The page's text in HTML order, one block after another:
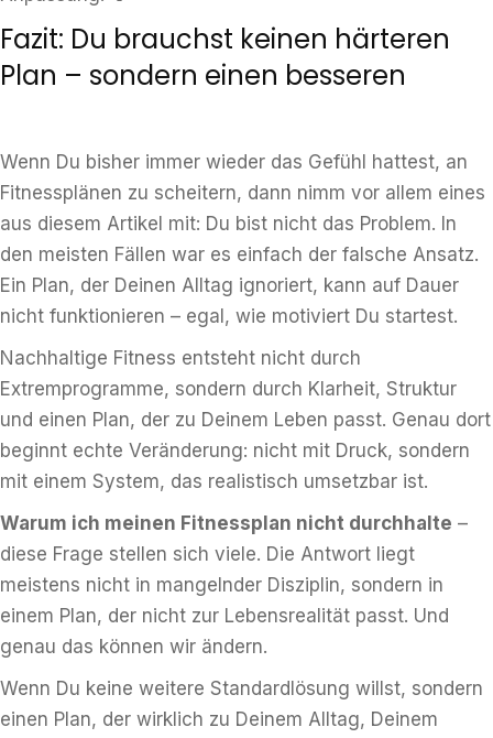
Fazit: Du brauchst keinen härteren
Plan – sondern einen besseren
Wenn Du bisher immer wieder das Gefühl hattest, an
Fitnessplänen zu scheitern, dann nimm vor allem eines
aus diesem Artikel mit: Du bist nicht das Problem. In
den meisten Fällen war es einfach der falsche Ansatz.
Ein Plan, der Deinen Alltag ignoriert, kann auf Dauer
nicht funktionieren – egal, wie motiviert Du startest.
Nachhaltige Fitness entsteht nicht durch
Extremprogramme, sondern durch Klarheit, Struktur
und einen Plan, der zu Deinem Leben passt. Genau dort
beginnt echte Veränderung: nicht mit Druck, sondern
mit einem System, das realistisch umsetzbar ist.
Warum ich meinen Fitnessplan nicht durchhalte –
diese Frage stellen sich viele. Die Antwort liegt
meistens nicht in mangelnder Disziplin, sondern in
einem Plan, der nicht zur Lebensrealität passt. Und
genau das können wir ändern.
Wenn Du keine weitere Standardlösung willst, sondern
einen Plan, der wirklich zu Deinem Alltag, Deinem